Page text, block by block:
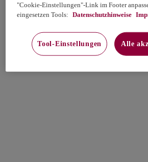
"Cookie-Einstellungen"-Link im Footer
eingesetzen Tools: Datenschutzhinweise
Tool-Einstellungen Alle